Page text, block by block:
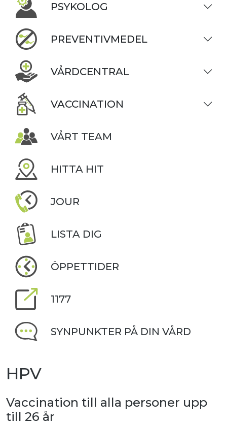
PSYKOLOG
PREVENTIVMEDEL
VÅRDCENTRAL
VACCINATION
VÅRT TEAM
HITTA HIT
JOUR
LISTA DIG
ÖPPETTIDER
1177
SYNPUNKTER PÅ DIN VÅRD
HPV
Vaccination till alla personer upp
till 26 år